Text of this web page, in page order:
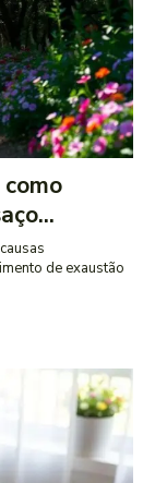
de exaustão